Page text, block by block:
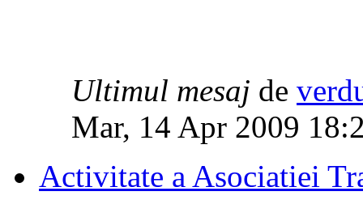
Ultimul mesaj de
Mar, 14 Apr 2009
Activitate a Asociatiei